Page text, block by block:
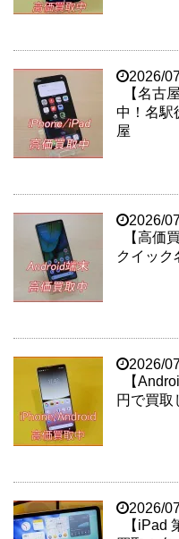
2026/
【名古
中！名駅
屋
2026/
【高価
クイック
2026/
【
円で買取
2026/
【iPad